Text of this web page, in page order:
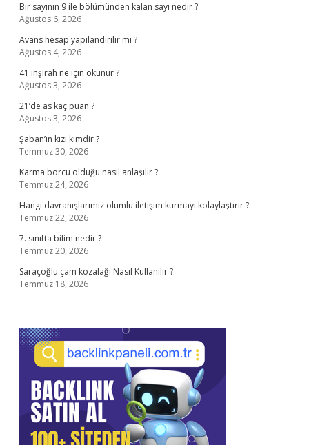
Bir sayının 9 ile bölümünden kalan sayı nedir ?
Ağustos 6, 2026
Avans hesap yapılandırılır mı ?
Ağustos 4, 2026
41 inşirah ne için okunur ?
Ağustos 3, 2026
21’de as kaç puan ?
Ağustos 3, 2026
Şaban’ın kızı kimdir ?
Temmuz 30, 2026
Karma borcu olduğu nasıl anlaşılır ?
Temmuz 24, 2026
Hangi davranışlarımız olumlu iletişim kurmayı kolaylaştırır ?
Temmuz 22, 2026
7. sınıfta bilim nedir ?
Temmuz 20, 2026
Saraçoğlu çam kozalağı Nasıl Kullanılır ?
Temmuz 18, 2026